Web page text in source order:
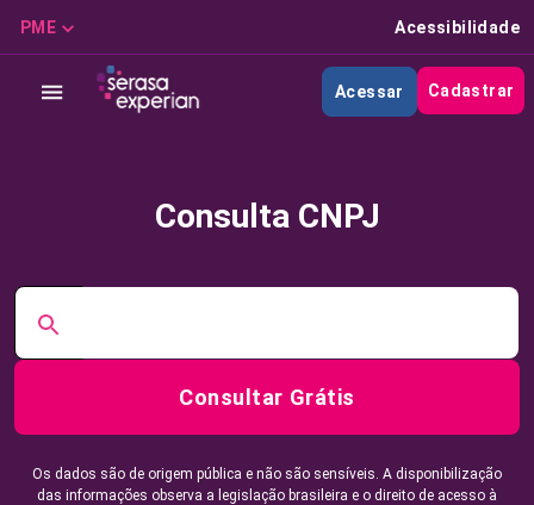
PME Acessibilidade
Acessar Cadastrar
Consulta CNPJ
Consultar Grátis
Os dados são de origem pública e não são sensíveis. A disponibilização
das informações observa a legislação brasileira e o direito de acesso à